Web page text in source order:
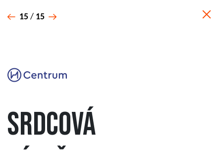
15 / 15
SRDCOVÁ